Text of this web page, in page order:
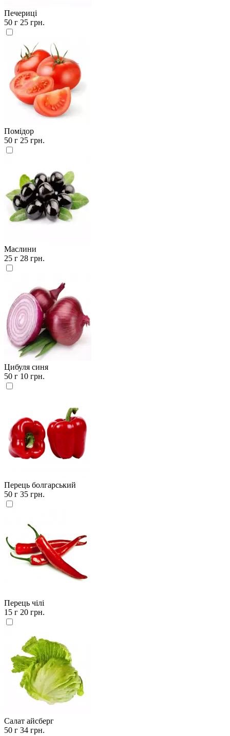
Печериці
50 г 25 грн.
Помідор
50 г 25 грн.
Маслини
25 г 28 грн.
Цибуля синя
50 г 10 грн.
Перець болгарський
50 г 35 грн.
Перець чілі
15 г 20 грн.
Салат айсберг
50 г 34 грн.